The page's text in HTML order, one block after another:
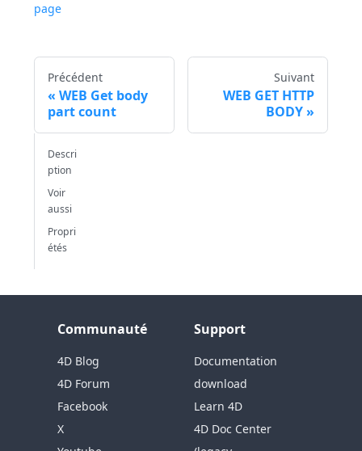
page
Précédent
WEB Get body
part count
Suivant
WEB GET HTTP
BODY
Descri
ption
Voir
aussi
Propri
étés
Communauté
4D Blog
4D Forum
Facebook
X
Support
Documentation
download
Learn 4D
4D Doc Center